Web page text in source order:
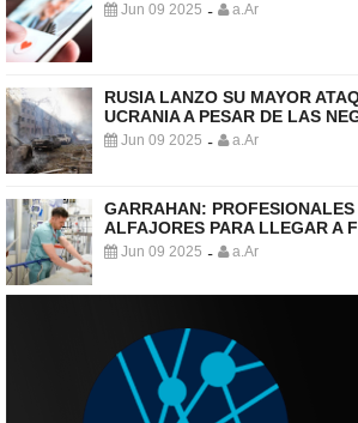
Jun 09 2025 - a.Ar
RUSIA LANZO SU MAYOR
UCRANIA A PESAR DE LAS
Jun 09 2025 - a.Ar
GARRAHAN: PROFESIONALES
ALFAJORES PARA LLEGAR A
Jun 09 2025 - a.Ar